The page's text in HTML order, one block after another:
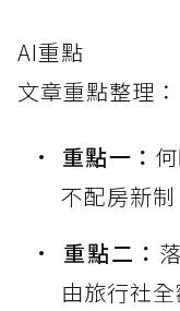
AI重點
文章重點整理：
重點一：
不配房新制
重點二：
由旅行社全